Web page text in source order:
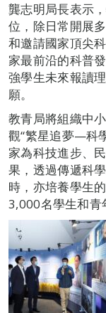
龔志明局長表示
位，除日常開展
和邀請國家頂尖
家最前沿的科普
強學生未來報讀
願。
教青局將組織中
觀“繁星追夢—科
家為科技進步、
果，透過傳遞科
時，亦培養學生
3,000名學生和青